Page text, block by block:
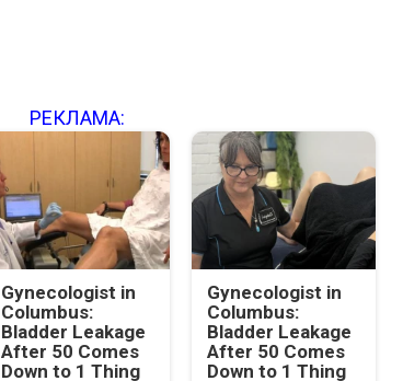
РЕКЛАМА:
Gynecologist in
Columbus:
Bladder Leakage
After 50 Comes
Down to 1 Thing
Gynecologist in
Columbus:
Bladder Leakage
After 50 Comes
Down to 1 Thing